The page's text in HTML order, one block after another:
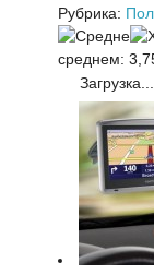
Рубрика:
среднем:
Загрузка...